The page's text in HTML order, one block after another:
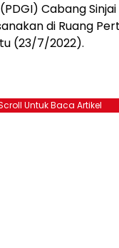
Cabang
di Ruang
(23/7/2022).
Untuk Baca Artikel